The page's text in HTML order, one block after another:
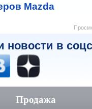
Mazda
в
Продажа